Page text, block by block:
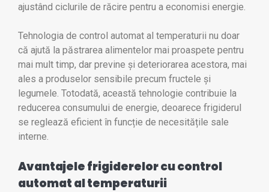
ajustând ciclurile de răcire pentru a economisi energie.
Tehnologia de control automat al temperaturii nu doar
că ajută la păstrarea alimentelor mai proaspete pentru
mai mult timp, dar previne și deteriorarea acestora, mai
ales a produselor sensibile precum fructele și
legumele. Totodată, această tehnologie contribuie la
reducerea consumului de energie, deoarece frigiderul
se reglează eficient în funcție de necesitățile sale
interne.
Avantajele frigiderelor cu control
automat al temperaturii